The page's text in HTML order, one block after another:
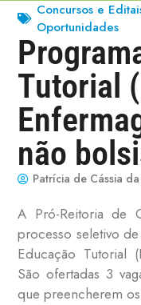
Concursos e
Oportunidades
Tutorial
não
Patrícia de Cássia
A Pró-Reitoria de
processo seletivo
Educação Tutorial
São ofertadas 3
que preencherem